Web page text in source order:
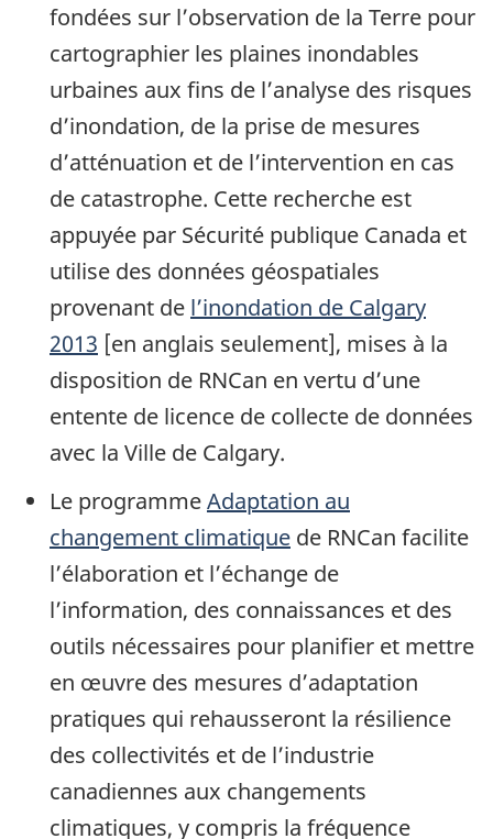
fondées sur l’observation de la Terre pour
cartographier les plaines inondables
urbaines aux fins de l’analyse des risques
d’inondation, de la prise de mesures
d’atténuation et de l’intervention en cas
de catastrophe. Cette recherche est
appuyée par Sécurité publique Canada et
utilise des données géospatiales
provenant de l’inondation de Calgary
2013 [en anglais seulement], mises à la
disposition de RNCan en vertu d’une
entente de licence de collecte de données
avec la Ville de Calgary.
Le programmeAdaptation au
changement climatique de RNCan facilite
l’élaboration et l’échange de
l’information, des connaissances et des
outils nécessaires pour planifier et mettre
en œuvre des mesures d’adaptation
pratiques qui rehausseront la résilience
des collectivités et de l’industrie
canadiennes aux changements
climatiques, y compris la fréquence